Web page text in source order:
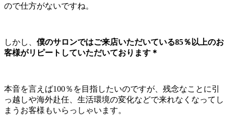
ので仕方がないですね。
しかし、 僕のサロンではご来店いただいている85％以上のお
客様がリピートしていただいております＊
本音を言えば100％を目指したいのですが、残念なことに引
っ越しや海外赴任、生活環境の変化などで来れなくなってし
まうお客様もいらっしゃいます。